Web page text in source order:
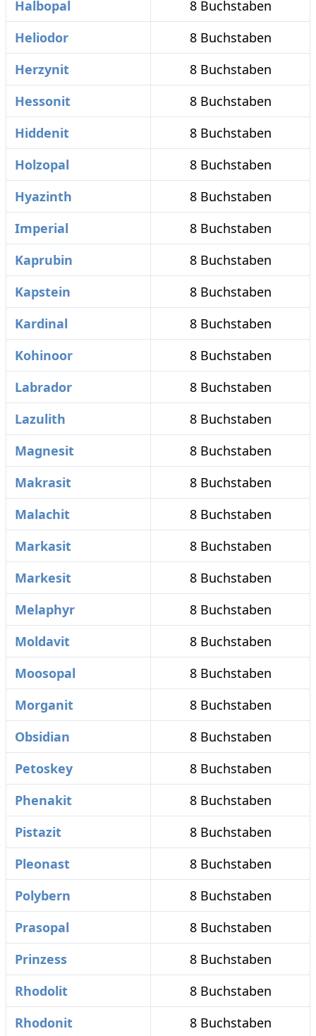
Halbopal
8 Buchstaben
Heliodor
8 Buchstaben
Herzynit
8 Buchstaben
Hessonit
8 Buchstaben
Hiddenit
8 Buchstaben
Holzopal
8 Buchstaben
Hyazinth
8 Buchstaben
Imperial
8 Buchstaben
Kaprubin
8 Buchstaben
Kapstein
8 Buchstaben
Kardinal
8 Buchstaben
Kohinoor
8 Buchstaben
Labrador
8 Buchstaben
Lazulith
8 Buchstaben
Magnesit
8 Buchstaben
Makrasit
8 Buchstaben
Malachit
8 Buchstaben
Markasit
8 Buchstaben
Markesit
8 Buchstaben
Melaphyr
8 Buchstaben
Moldavit
8 Buchstaben
Moosopal
8 Buchstaben
Morganit
8 Buchstaben
Obsidian
8 Buchstaben
Petoskey
8 Buchstaben
Phenakit
8 Buchstaben
Pistazit
8 Buchstaben
Pleonast
8 Buchstaben
Polybern
8 Buchstaben
Prasopal
8 Buchstaben
Prinzess
8 Buchstaben
Rhodolit
8 Buchstaben
Rhodonit
8 Buchstaben